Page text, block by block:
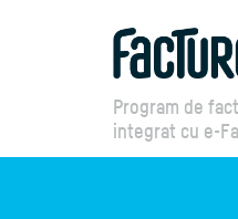
Program de
integrat cu e-